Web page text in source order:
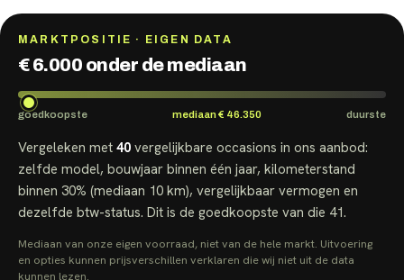
MARKTPOSITIE · EIGEN DATA
€ 6.000 onder de mediaan
goedkoopste mediaan€ 46.350 duurste
Vergeleken met 40 vergelijkbare occasions in ons aanbod:
zelfde model, bouwjaar binnen één jaar, kilometerstand
binnen 30% (mediaan 10 km), vergelijkbaar vermogen en
dezelfde btw-status. Dit is de goedkoopste van die 41.
Mediaan van onze eigen voorraad, niet van de hele markt. Uitvoering
en opties kunnen prijsverschillen verklaren die wij niet uit de data
kunnen lezen.